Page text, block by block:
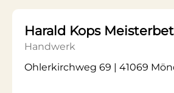
Harald Kops
Handwerk
Ohlerkirchweg 69 | 41069